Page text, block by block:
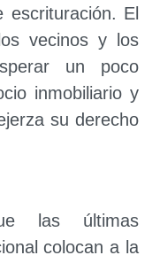
El
vecinos y los
un poco
inmobiliario y
su derecho
las últimas
colocan a la